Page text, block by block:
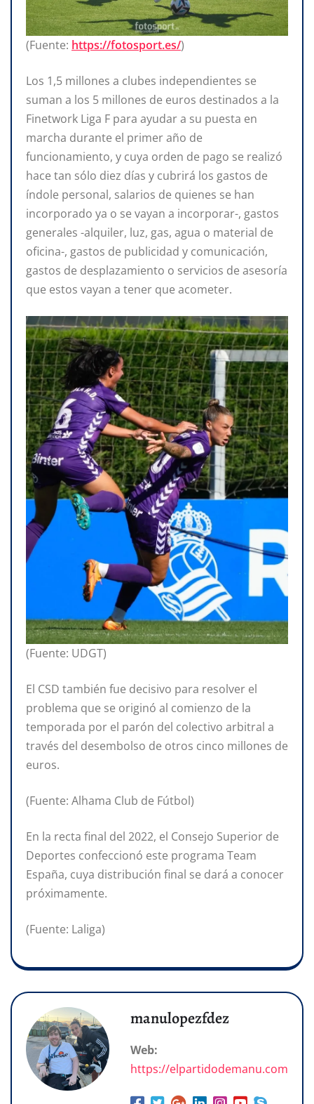
(Fuente: https://fotosport.es/)
Los 1,5 millones a clubes independientes se
suman a los 5 millones de euros destinados a la
Finetwork Liga F para ayudar a su puesta en
marcha durante el primer año de
funcionamiento, y cuya orden de pago se realizó
hace tan sólo diez días y cubrirá los gastos de
índole personal, salarios de quienes se han
incorporado ya o se vayan a incorporar-, gastos
generales -alquiler, luz, gas, agua o material de
oficina-, gastos de publicidad y comunicación,
gastos de desplazamiento o servicios de asesoría
que estos vayan a tener que acometer.
(Fuente: UDGT)
El CSD también fue decisivo para resolver el
problema que se originó al comienzo de la
temporada por el parón del colectivo arbitral a
través del desembolso de otros cinco millones de
euros.
(Fuente: Alhama Club de Fútbol)
En la recta final del 2022, el Consejo Superior de
Deportes confeccionó este programa Team
España, cuya distribución final se dará a conocer
próximamente.
(Fuente: Laliga)
manulopezfdez
Web:
https://elpartidodemanu.com